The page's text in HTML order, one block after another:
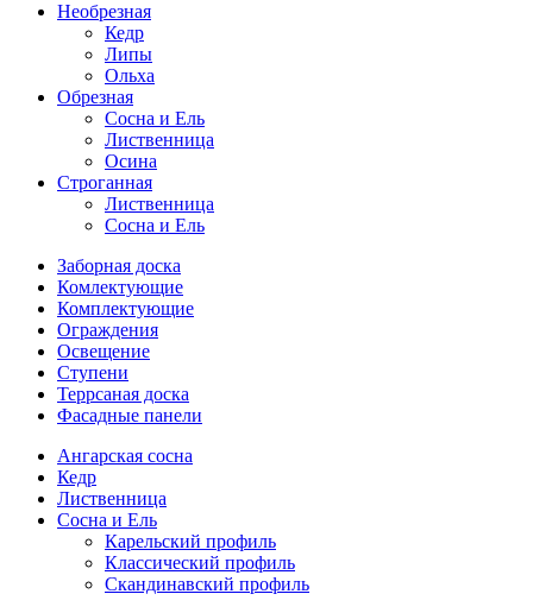
Необрезная
Кедр
Липы
Ольха
Обрезная
Cосна и Ель
Лиственница
Осина
Строганная
Лиственница
Сосна и Ель
Заборная доска
Комлектующие
Комплектующие
Ограждения
Освещение
Ступени
Террсаная доска
Фасадные панели
Ангарская сосна
Кедр
Лиственница
Сосна и Ель
Карельский профиль
Классический профиль
Скандинавский профиль